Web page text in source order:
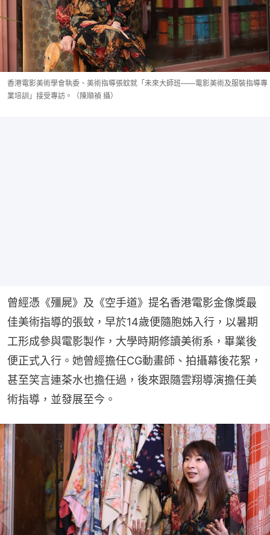
香港電影美術學會執委、美術指導張蚊就「未來大師班——電影美術及服裝指導專
業培訓」接受專訪。（陳順禎 攝）
曾經憑《殭屍》及《空手道》提名香港電影金像獎最
佳美術指導的張蚊，早於14歲便隨胞姊入行，以暑期
工形成參與電影製作，大學時期修讀美術系，畢業後
便正式入行。她曾經擔任CG動畫師、拍攝幕後花絮，
甚至笑言連茶水也擔任過，後來跟隨雲翔導演擔任美
術指導，並發展至今。